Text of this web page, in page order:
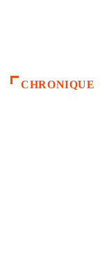
CHRONIQUE